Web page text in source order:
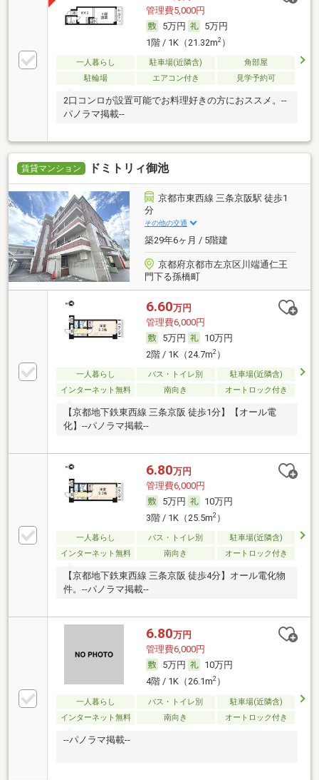
管理費5,000円
5万円
5万円
1階 / 1K（21.32m2）
一人暮らし 駐車場(近隣含)
角部屋
駐輪場
エアコン付き 見学予約可
2口コンロが設置可能でお料理好きの方におススメ。--
パノラマ掲載--
賃貸マンション ドミトリィ御池
京都市東西線 三条京阪駅 徒歩1
分
その他の交通
築29年6ヶ月 / 5階建
京都府京都市左京区川端通仁王
門下る孫橋町
6.60万円
管理費6,000円
5万円
10万円
2階 / 1K（24.7m2）
一人暮らし バス・トイレ別
駐車場(近隣含)
インターネット無料
南向き オートロック付き
【京都地下鉄東西線 三条京阪 徒歩1分】【オール電
化】--パノラマ掲載--
6.80万円
管理費6,000円
5万円
10万円
3階 / 1K（25.5m2）
一人暮らし バス・トイレ別
駐車場(近隣含)
インターネット無料
南向き オートロック付き
【京都地下鉄東西線 三条京阪 徒歩4分】オール電化物
件。--パノラマ掲載--
6.80万円
管理費6,000円
5万円
10万円
4階 / 1K（26.1m2）
一人暮らし バス・トイレ別
駐車場(近隣含)
インターネット無料
南向き オートロック付き
--パノラマ掲載--